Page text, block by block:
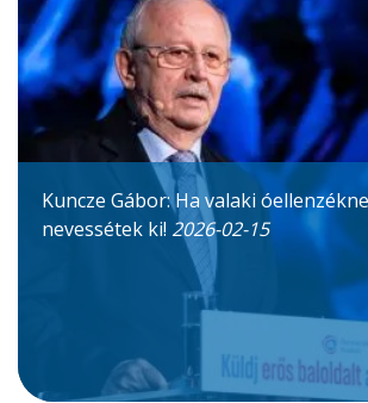
Kuncze Gábor: Ha valaki
nevessétek ki! 2026-02-15